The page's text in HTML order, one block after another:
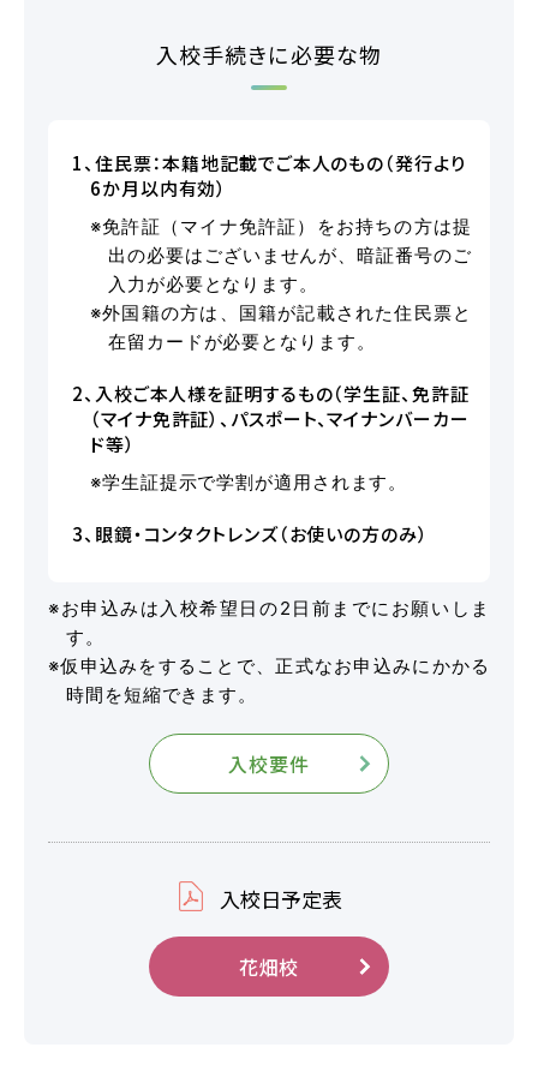
お問い合わせ
サイトマップ
プライバシーポリシー
お知らせ
お盆期間中も営業しております
スキップローンで今すぐ入校、お支払いは2027
年2月からも可能です
卒業生 NEW!
一覧を見る
入校手続きに必要な物
1、住民票：本籍地記載でご本人のもの（発行より
6か月以内有効）
※免許証（マイナ免許証）をお持ちの方は提
出の必要はございませんが、暗証番号のご
入力が必要となります。
※外国籍の方は、国籍が記載された住民票と
在留カードが必要となります。
2、入校ご本人様を証明するもの（学生証、免許証
（マイナ免許証）、パスポート、マイナンバーカー
ド等）
※学生証提示で学割が適用されます。
3、眼鏡・コンタクトレンズ（お使いの方のみ）
※お申込みは入校希望日の2日前までにお願いしま
す。
※仮申込みをすることで、正式なお申込みにかかる
時間を短縮できます。
入校要件
入校日予定表
花畑校